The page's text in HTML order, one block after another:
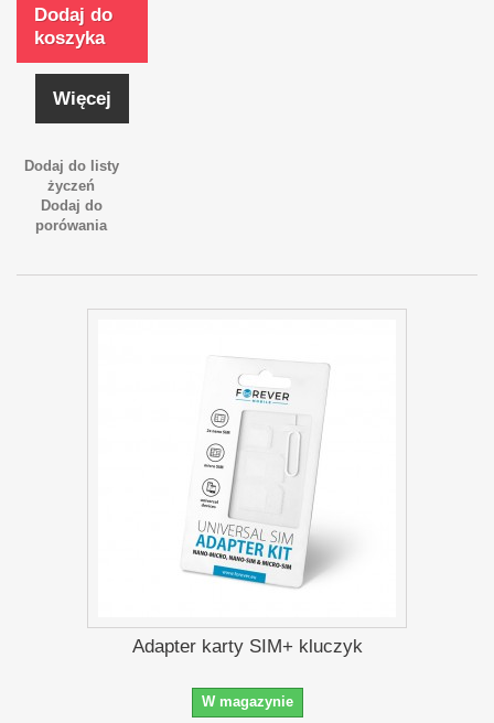
Dodaj do
koszyka
Więcej
Dodaj do listy
życzeń
Dodaj do
porówania
Adapter karty SIM+ kluczyk
W magazynie